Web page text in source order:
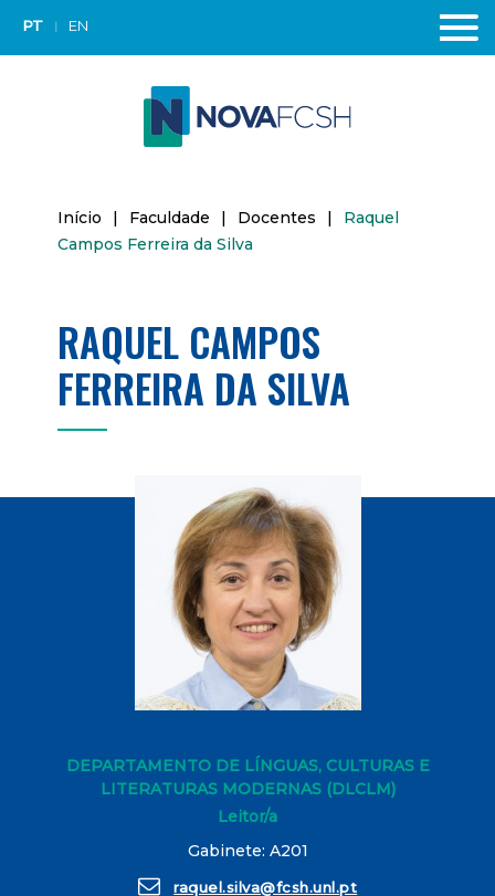
PT EN
Início | Faculdade | Docentes |
Raquel
Campos Ferreira da Silva
RAQUEL CAMPOS
FERREIRA DA SILVA
DEPARTAMENTO DE LÍNGUAS, CULTURAS E
LITERATURAS MODERNAS (DLCLM)
Leitor/a
Gabinete: A201
raquel.silva@fcsh.unl.pt